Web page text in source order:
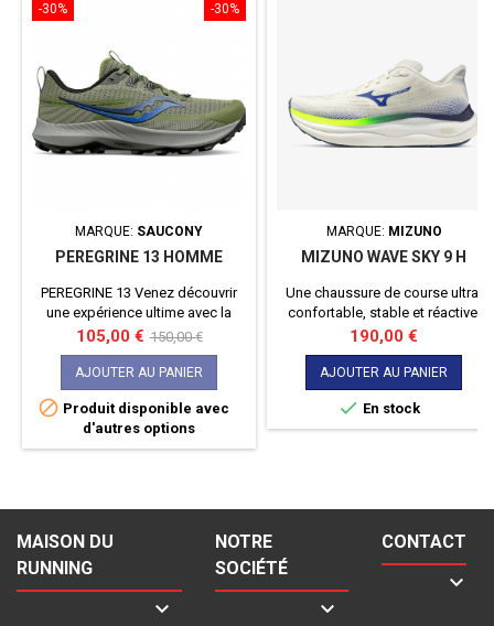
-30%
-30%
MARQUE: SAUCONY
PEREGRINE 13 HOMME
PEREGRINE 13 Venez découvrir
une expérience ultime avec la
nouvelle peregrine 13. Dotée de
la mousse POWER RUN et d'une
adhérence extrême, elle a tout ce
qu'il vous faut pour aller loin et
vite.
Prix
105,00 € Prix
de
base
150,00 €
AJOUTER AU PANIER
 Produit disponible avec
d'autres options
MARQUE: MIZUNO
MIZUNO WAVE SKY 9 H
Une chaussure de course ultra-
confortable, stable et réactive,
conçue pour offrir une sensation
de flottement grâce à un amorti
optimisé et une tige respirante.
Prix
190,00 €
AJOUTER AU PANIER
 En stock
MAISON DU
RUNNING

NOTRE
SOCIÉTÉ

CONTACT
